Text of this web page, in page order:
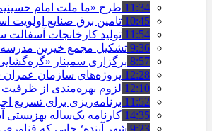
11:34 طرح «ما ملت امام
10:45 تامین برق صنایع
11:54 تولید کارخانجات آسفالت سازمان
9:36 تشکیل مجمع خیرین مدرسه
8:57 برگزاری سمینار
12:28 پروژه‌های سازمان عمران
12:10 لزوم بهره‌مندی از
11:52 برنامه‌ریزی برای تسریع
14:35 کارنامه یک‌ساله
9:23 شهر آینده؛ جایی که